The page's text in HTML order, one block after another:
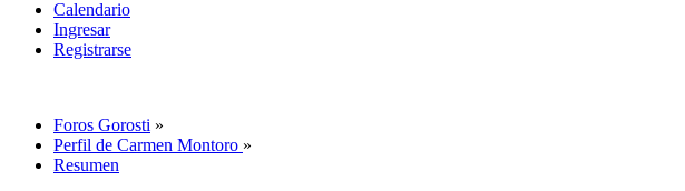
Calendario
Ingresar
Registrarse
Foros Gorosti »
Perfil de Carmen Montoro »
Resumen